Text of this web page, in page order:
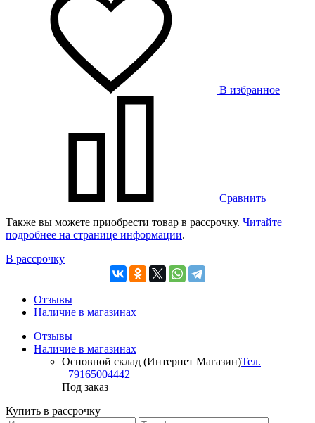
В избранное
Сравнить
Также вы можете приобрести товар в рассрочку. Читайте
подробнее на странице информации.
В рассрочку
Отзывы
Наличие в магазинах
Отзывы
Наличие в магазинах
Основной склад (Интернет Магазин)Тел.
+79165004442
Под заказ
Купить в рассрочку